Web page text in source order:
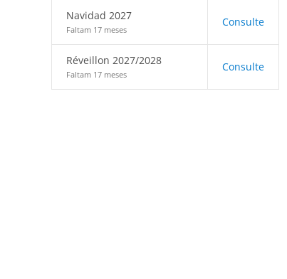
Navidad 2027
Faltam 17 meses
Consulte
Réveillon 2027/2028
Faltam 17 meses
Consulte